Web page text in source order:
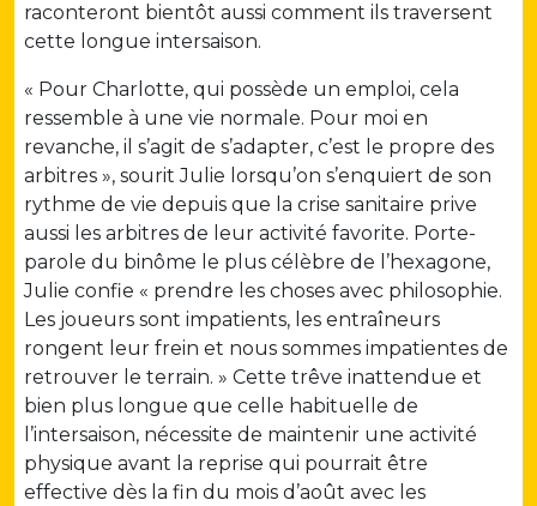
raconteront bientôt aussi comment ils traversent
cette longue intersaison.
« Pour Charlotte, qui possède un emploi, cela
ressemble à une vie normale. Pour moi en
revanche, il s’agit de s’adapter, c’est le propre des
arbitres », sourit Julie lorsqu’on s’enquiert de son
rythme de vie depuis que la crise sanitaire prive
aussi les arbitres de leur activité favorite. Porte-
parole du binôme le plus célèbre de l’hexagone,
Julie confie « prendre les choses avec philosophie.
Les joueurs sont impatients, les entraîneurs
rongent leur frein et nous sommes impatientes de
retrouver le terrain. » Cette trêve inattendue et
bien plus longue que celle habituelle de
l’intersaison, nécessite de maintenir une activité
physique avant la reprise qui pourrait être
effective dès la fin du mois d’août avec les